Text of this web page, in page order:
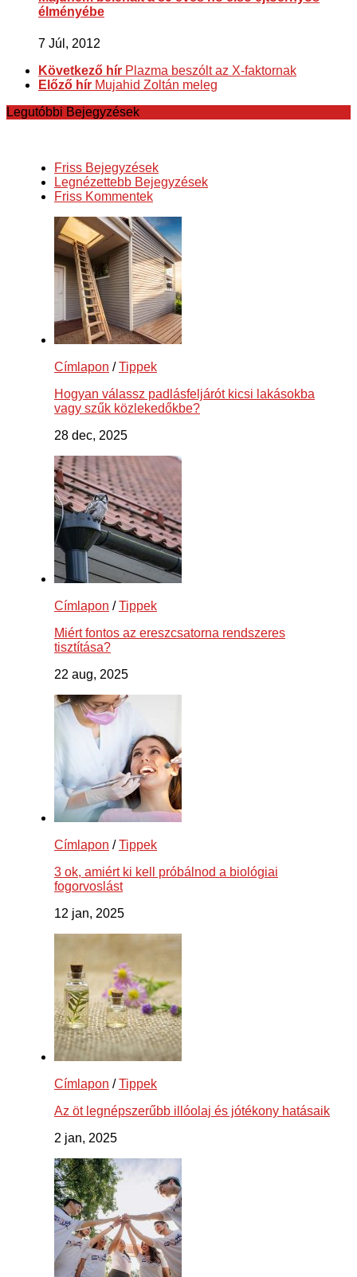
élményébe
7 Júl, 2012
Következő hír Plazma beszólt az X-faktornak
Előző hír Mujahid Zoltán meleg
Legutóbbi Bejegyzések
Friss Bejegyzések
Legnézettebb Bejegyzések
Friss Kommentek
Címlapon /Tippek
Hogyan válassz padlásfeljárót kicsi lakásokba
vagy szűk közlekedőkbe?
28 dec, 2025
Címlapon /Tippek
Miért fontos az ereszcsatorna rendszeres
tisztítása?
22 aug, 2025
Címlapon /Tippek
3 ok, amiért ki kell próbálnod a biológiai
fogorvoslást
12 jan, 2025
Címlapon /Tippek
Az öt legnépszerűbb illóolaj és jótékony hatásaik
2 jan, 2025